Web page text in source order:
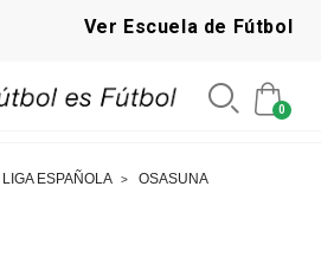
Ver Escuela de Fútbol
LIGA ESPAÑOLA OSASUNA